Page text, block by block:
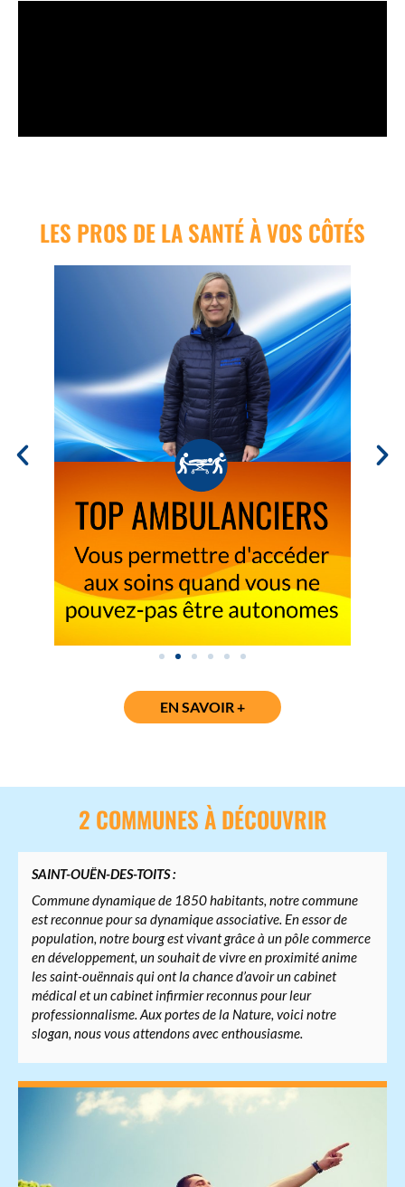
LES PROS DE LA SANTÉ À VOS CÔTÉS
EN SAVOIR +
2 COMMUNES À DÉCOUVRIR
SAINT-OUËN-DES-TOITS :
Commune dynamique de 1850 habitants, notre commune
est reconnue pour sa dynamique associative. En essor de
population, notre bourg est vivant grâce à un pôle commerce
en développement, un souhait de vivre en proximité anime
les saint-ouënnais qui ont la chance d’avoir un cabinet
médical et un cabinet infirmier reconnus pour leur
professionnalisme. Aux portes de la Nature, voici notre
slogan, nous vous attendons avec enthousiasme.